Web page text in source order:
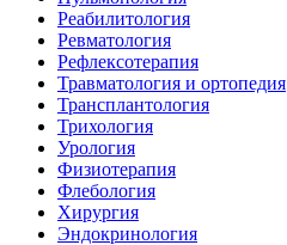
Реабилитология
Ревматология
Рефлексотерапия
Травматология и ортопедия
Трансплантология
Трихология
Урология
Физиотерапия
Флебология
Хирургия
Эндокринология